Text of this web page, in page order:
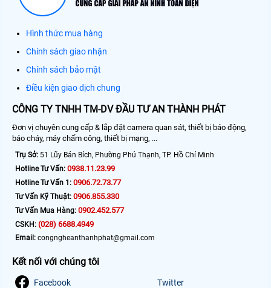
Hình thức mua hàng
Chính sách giao nhận
Chính sách bảo mật
Điều kiện giao dịch chung
CÔNG TY TNHH TM-DV ĐẦU TƯ AN THÀNH PHÁT
Đơn vị chuyên cung cấp & lắp đặt camera quan sát, thiết bị báo động,
báo cháy, máy chấm công, thiết bị mạng, ...
Trụ Sở: 51 Lũy Bán Bích, Phường Phú Thạnh, TP. Hồ Chí Minh
Hotline Tư Vấn: 0938.11.23.99
Hotline Tư Vấn 1: 0906.72.73.77
Tư Vấn Kỹ Thuật: 0906.855.330
Tư Vấn Mua Hàng: 0902.452.577
CSKH: (028) 6688.4949
Email: congngheanthanhphat@gmail.com
Kết nối với chúng tôi
Facebook Twitter